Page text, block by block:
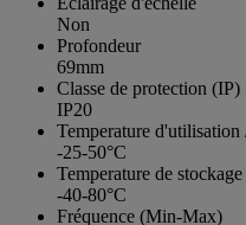
Non
Profondeur
69mm
Classe de protection (IP)
IP20
Temperature
-25-50°C
Temperature de
-40-80°C
Fréquence (Min-Max)